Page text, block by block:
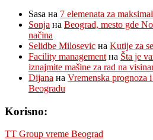
Sasa на 7 elemenata za
Sonja на Beograd, mesto gde
načina
Selidbe Milosevic на Kutije za
Facility management на Šta je
iznajmite mašine za rad na
Dijana на Vremenska prognoza
Beogradu
Korisno:
TT Group vreme Beograd